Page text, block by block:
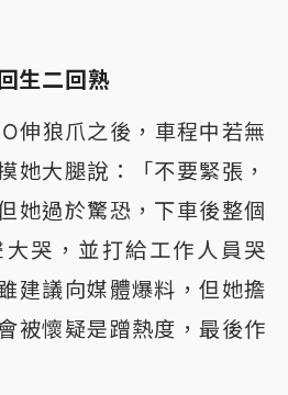
生二回熟
伸狼爪之後，車程中若無
她大腿說：「不要緊張，
她過於驚恐，下車後整個
哭，並打給工作人員哭
建議向媒體爆料，但她擔
被懷疑是蹭熱度，最後作